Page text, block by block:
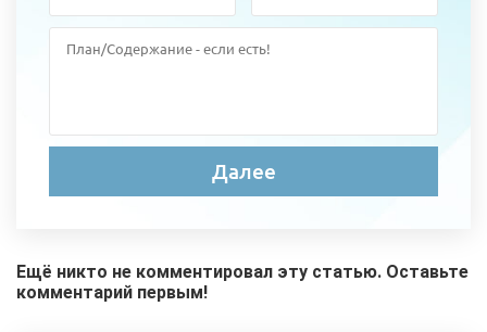
Ещё никто не комментировал эту статью. Оставьте
комментарий первым!